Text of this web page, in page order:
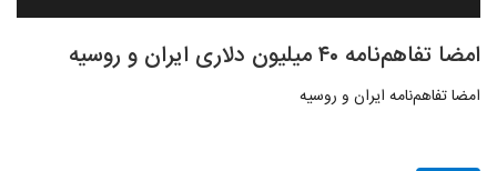
امضا تفاهم‌نامه ۴۰ میلیون دلاری ایران و روسیه
امضا تفاهم‌نامه ایران و روسیه